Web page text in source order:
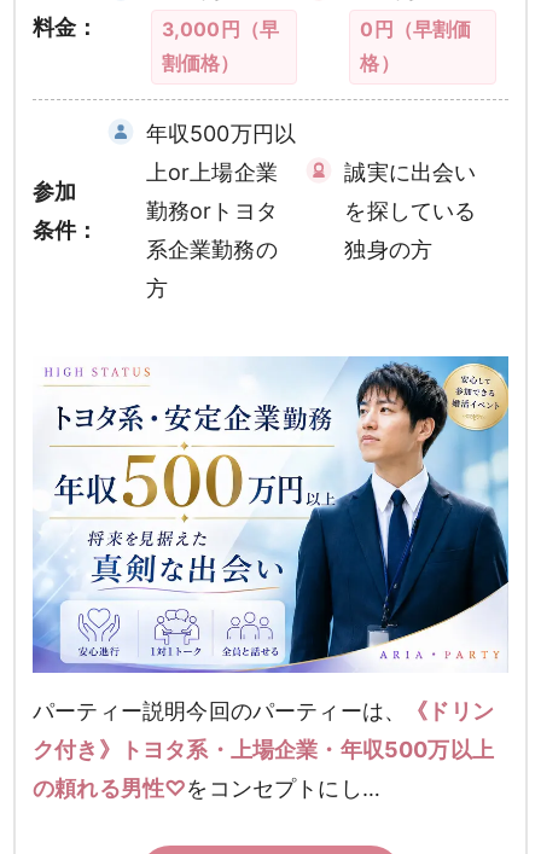
料金：
3,000円（早
割価格）
0円（早割価
格）
参加
条件：
年収500万円以
上or上場企業
勤務orトヨタ
系企業勤務の
方
誠実に出会い
を探している
独身の方
パーティー説明今回のパーティーは、
《ドリン
ク付き》トヨタ系・上場企業・年収500万以上
の頼れる男性♡をコンセプトにし…